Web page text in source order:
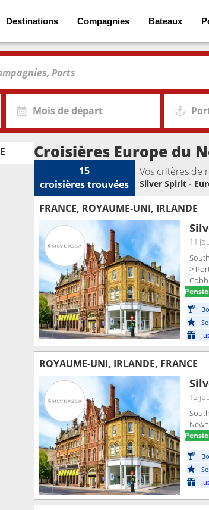
Destinations Compagnies Bateaux
Mois de départ
Croisières Europe du
15
croisièrestrouvées
Vos critères de
Silver Spirit -
FRANCE, ROYAUME-UNI, IRLANDE
11
>
ROYAUME-UNI, IRLANDE, FRANCE
12